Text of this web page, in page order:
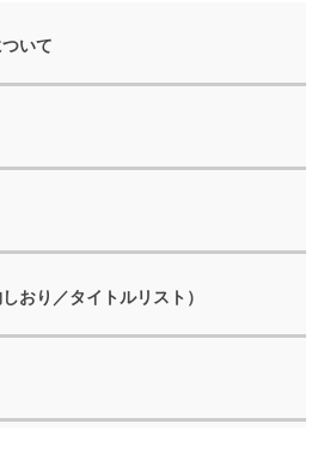
いて
おり／タイトルリスト）